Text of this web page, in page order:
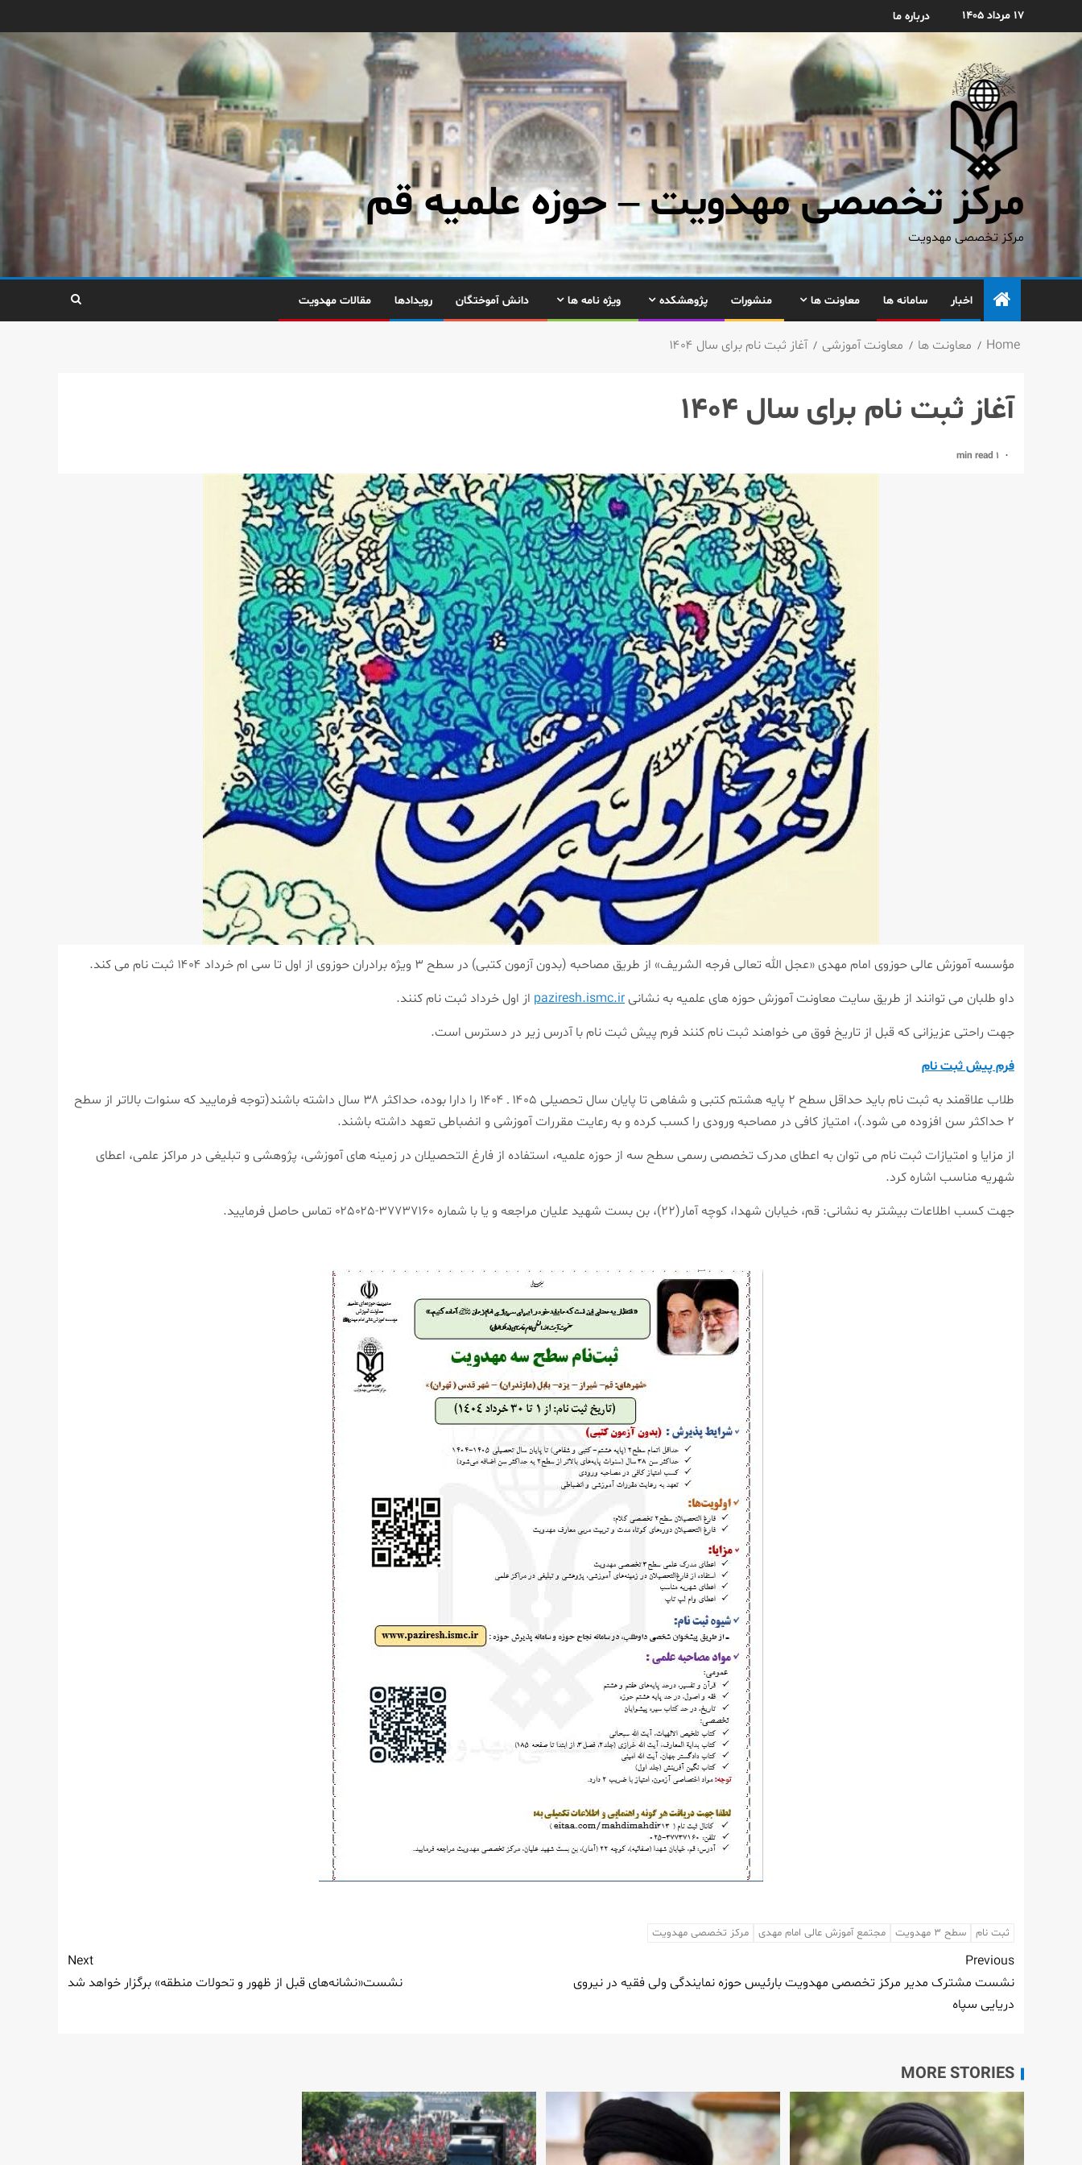
۱۷ مرداد ۱۴۰۵ درباره ما
مرکز تخصصی مهدویت – حوزه علمیه قم
مرکز تخصصی مهدویت
اخبار سامانه ها معاونت ها منشورات پژوهشکده ویژه نامه ها دانش آموختگان رویدادها مقالات مهدویت
Home معاونت ها معاونت آموزشی آغاز ثبت نام برای سال ۱۴۰۴
آغاز ثبت نام برای سال ۱۴۰۴
1 min read
مؤسسه آموزش عالی حوزوی امام مهدی «عجل الله تعالی فرجه الشریف» از طریق مصاحبه (بدون آزمون کتبی) در سطح ۳ ویژه برادران حوزوی از اول تا سی ام خرداد ۱۴۰۴ ثبت نام می کند.
داو طلبان می توانند از طریق سایت معاونت آموزش حوزه های علمیه به نشانی paziresh.ismc.ir از اول خرداد ثبت نام کنند.
جهت راحتی عزیزانی که قبل از تاریخ فوق می خواهند ثبت نام کنند فرم پیش ثبت نام با آدرس زیر در دسترس است.
فرم پیش ثبت نام
طلاب علاقمند به ثبت نام باید حداقل سطح ۲ پایه هشتم کتبی و شفاهی تا پایان سال تحصیلی ۱۴۰۵ ـ ۱۴۰۴ را دارا بوده، حداکثر ۳۸ سال داشته باشند(توجه فرمایید که سنوات بالاتر از سطح
۲ حداکثر سن افزوده می شود.)، امتیاز کافی در مصاحبه ورودی را کسب کرده و به رعایت مقررات آموزشی و انضباطی تعهد داشته باشند.
از مزایا و امتیازات ثبت نام می توان به اعطای مدرک تخصصی رسمی سطح سه از حوزه علمیه، استفاده از فارغ التحصیلان در زمینه های آموزشی، پژوهشی و تبلیغی در مراکز علمی، اعطای
شهریه مناسب اشاره کرد.
جهت کسب اطلاعات بیشتر به نشانی: قم، خیابان شهدا، کوچه آمار(۲۲)، بن بست شهید علیان مراجعه و یا با شماره ۳۷۷۳۷۱۶۰-۰۲۵۰۲۵ تماس حاصل فرمایید.
ثبت نام سطح ۳ مهدویت مجتمع آموزش عالی امام مهدی مرکز تخصصی مهدویت
Previous
نشست مشترک مدیر مرکز تخصصی مهدویت بارئیس حوزه نمایندگی ولی فقیه در نیروی
دریایی سپاه
Next
نشست«نشانه‌های قبل از ظهور و تحولات منطقه» برگزار خواهد شد
MORE STORIES